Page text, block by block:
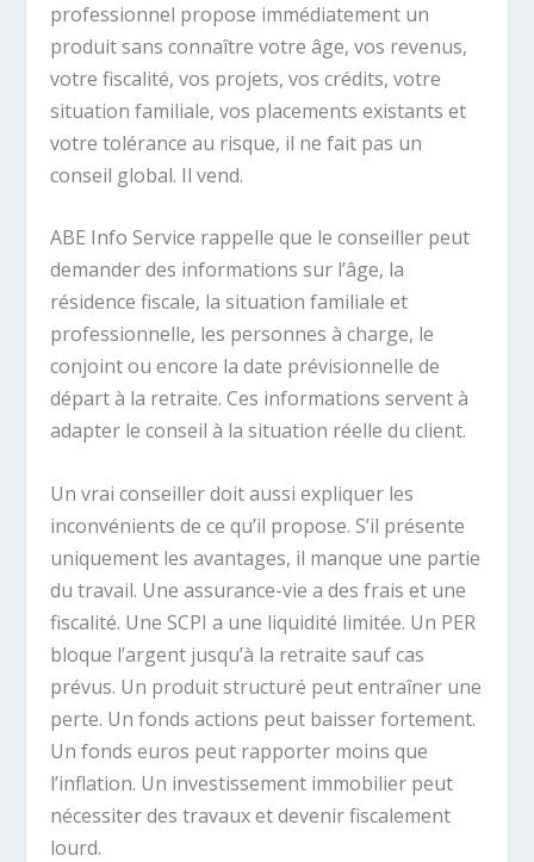
professionnel propose immédiatement un
produit sans connaître votre âge, vos revenus,
votre fiscalité, vos projets, vos crédits, votre
situation familiale, vos placements existants et
votre tolérance au risque, il ne fait pas un
conseil global. Il vend.
ABE Info Service rappelle que le conseiller peut
demander des informations sur l’âge, la
résidence fiscale, la situation familiale et
professionnelle, les personnes à charge, le
conjoint ou encore la date prévisionnelle de
départ à la retraite. Ces informations servent à
adapter le conseil à la situation réelle du client.
Un vrai conseiller doit aussi expliquer les
inconvénients de ce qu’il propose. S’il présente
uniquement les avantages, il manque une partie
du travail. Une assurance-vie a des frais et une
fiscalité. Une SCPI a une liquidité limitée. Un PER
bloque l’argent jusqu’à la retraite sauf cas
prévus. Un produit structuré peut entraîner une
perte. Un fonds actions peut baisser fortement.
Un fonds euros peut rapporter moins que
l’inflation. Un investissement immobilier peut
nécessiter des travaux et devenir fiscalement
lourd.